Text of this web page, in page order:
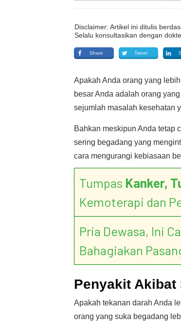
Disclaimer: Artikel ini ditulis
Selalu konsultasikan dengan
Share Tweet
Apakah Anda orang yang
besar Anda adalah orang
sejumlah masalah kesehatan
Bahkan meskipun Anda
sering begadang yang
cara mengurangi kebiasaan
Tumpas Kanker,
Kemoterapi dan
Pria Dewasa, Ini
Bahagiakan
Penyakit Akibat
Apakah tekanan darah Anda
orang yang suka begadang